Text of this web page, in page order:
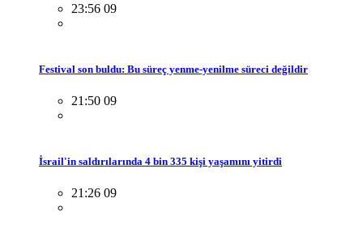
23:56 09
Festival son buldu: Bu süreç yenme-yenilme süreci değildir
21:50 09
İsrail'in saldırılarında 4 bin 335 kişi yaşamını yitirdi
21:26 09